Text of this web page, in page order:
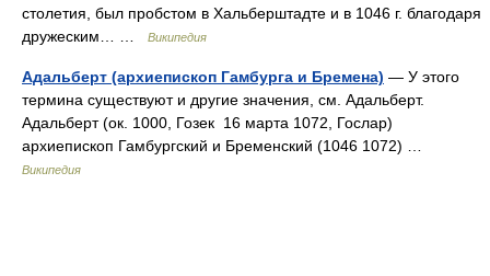
столетия, был пробстом в Хальберштадте и в 1046 г. благодаря
дружеским… …
Википедия
Адальберт (архиепископ Гамбурга и Бремена) — У этого
термина существуют и другие значения, см. Адальберт.
Адальберт (ок. 1000, Гозек 16 марта 1072, Гослар)
архиепископ Гамбургский и Бременский (1046 1072) …
Википедия